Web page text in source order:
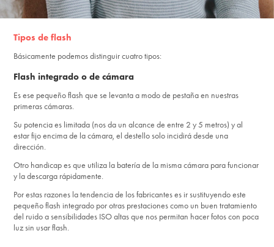
Tipos de flash
Básicamente podemos distinguir cuatro tipos:
Flash integrado o de cámara
Es ese pequeño flash que se levanta a modo de pestaña en nuestras
primeras cámaras.
Su potencia es limitada (nos da un alcance de entre 2 y 5 metros) y al
estar fijo encima de la cámara, el destello solo incidirá desde una
dirección.
Otro handicap es que utiliza la batería de la misma cámara para funcionar
y la descarga rápidamente.
Por estas razones la tendencia de los fabricantes es ir sustituyendo este
pequeño flash integrado por otras prestaciones como un buen tratamiento
del ruido a sensibilidades ISO altas que nos permitan hacer fotos con poca
luz sin usar flash.